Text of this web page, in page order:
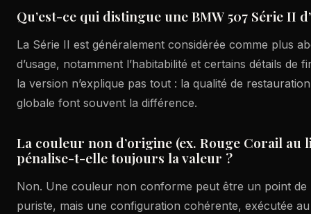
Qu’est-ce qui distingue une BMW 507 Série II
La Série II est généralement considérée comme plus
d’usage, notamment l’habitabilité et certains détails de
la version n’explique pas tout : la qualité de
globale font souvent la différence.
La couleur non d’origine (ex. Rouge Corail au
pénalise-t-elle toujours la valeur ?
Non. Une couleur non conforme peut être un point
puriste, mais une configuration cohérente, exécutée